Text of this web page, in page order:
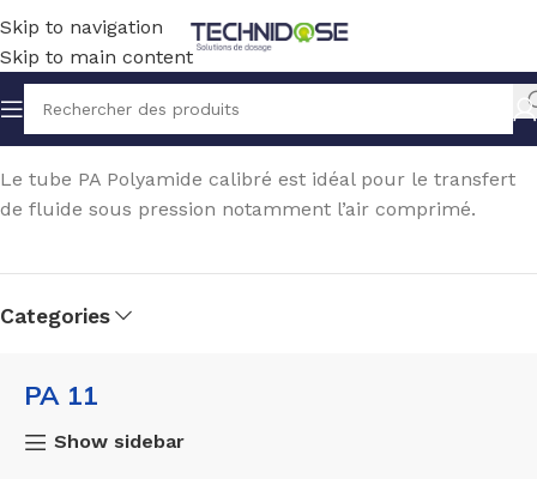
Skip to navigation
Skip to main content
Accueil TUYAUX ET RACCORDS TUYAUX PA 11
Le tube PA Polyamide calibré est idéal pour le transfert
de fluide sous pression notamment l’air comprimé.
Categories
PA 11
Show sidebar